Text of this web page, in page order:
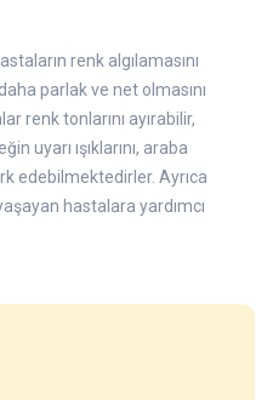
renk algılamasını
parlak ve net olmasını
renk tonlarını ayırabilir,
uyarı ışıklarını, araba
edebilmektedirler. Ayrıca
hastalara yardımcı